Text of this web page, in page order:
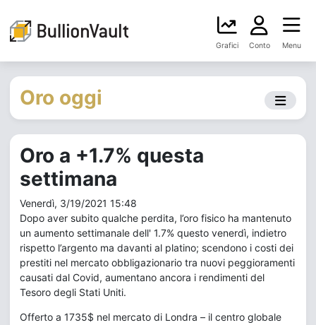
Grafici Conto Menu
Oro oggi
Oro a +1.7% questa
settimana
Venerdì, 3/19/2021 15:48
Dopo aver subito qualche perdita, l’oro fisico ha mantenuto
un aumento settimanale dell' 1.7% questo venerdì, indietro
rispetto l’argento ma davanti al platino; scendono i costi dei
prestiti nel mercato obbligazionario tra nuovi peggioramenti
causati dal Covid, aumentano ancora i rendimenti del
Tesoro degli Stati Uniti.
Offerto a 1735$ nel mercato di Londra – il centro globale